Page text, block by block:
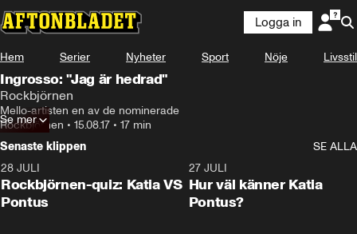
Logga in
Hem Serier Nyheter Sport Nöje Livsstil
Ingrosso: "Jag är hedrad"
Rockbjörnen
Mello-artisten en av de nominerade
Rockbjörnen • 15.08.17 • 17 min
Se mer
Senaste klippen
SE ALLA
28 JULI
Rockbjörnen-quiz: Katia VS
Pontus
27 JULI
Hur väl känner Katia
Pontus?